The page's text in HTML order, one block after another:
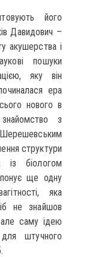
його
Давидович –
акушерства і
пошуки
яку він
ера
нового в
з
структури
із біологом
ще одну
яка
не знайшов
саму ідею
штучного